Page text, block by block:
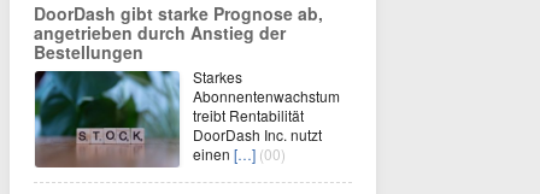
DoorDash gibt starke Prognose ab,
angetrieben durch Anstieg der
Bestellungen
Starkes
Abonnentenwachstum
treibt Rentabilität
DoorDash Inc. nutzt
einen […] (00)